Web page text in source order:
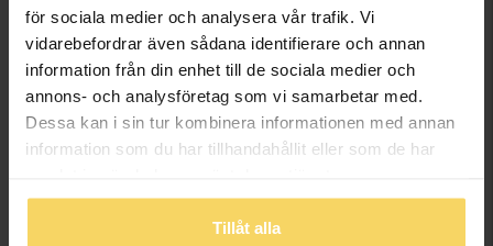
för sociala medier och analysera vår trafik. Vi
vidarebefordrar även sådana identifierare och annan
information från din enhet till de sociala medier och
annons- och analysföretag som vi samarbetar med.
Dessa kan i sin tur kombinera informationen med annan
information som du har tillhandahållit eller som de har
Tillåt alla
Slipshållare i äkta silver